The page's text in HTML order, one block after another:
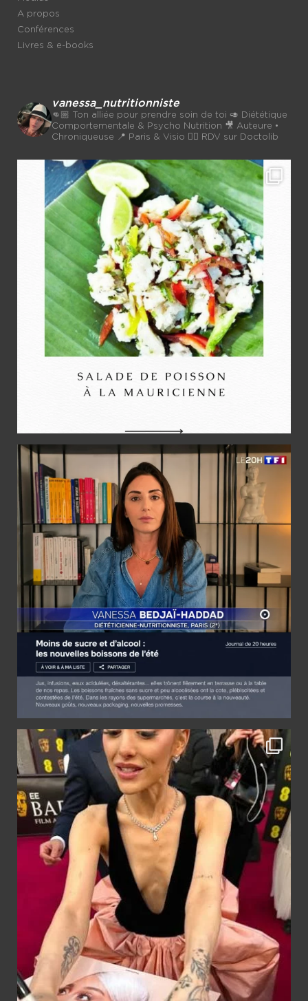
A propos
Conférences
Livres & e-books
vanessa_nutritionniste
👊🏼 Ton alliée pour prendre soin de toi 🥑 Diététique
Comportementale & Psycho Nutrition 🎥 Auteure •
Chroniqueuse 📍 Paris & Visio 👉🏼 RDV sur Doctolib